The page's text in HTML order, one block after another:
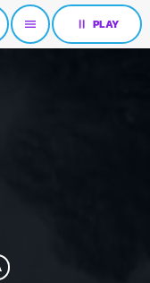
menu pause PLAY